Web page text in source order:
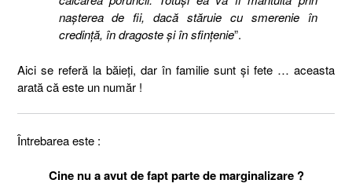
naşterea de fii, dacă stăruie cu smerenie în
credinţă, în dragoste şi în sfinţenie”.
Aici se referă la băieţi, dar în familie sunt şi fete … aceasta
arată că este un număr !
Întrebarea este :
Cine nu a avut de fapt parte de marginalizare ?